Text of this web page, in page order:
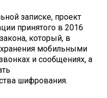
записке, проект
принятого в 2016
который, в
хранения мобильными
и сообщениях, а
шифрования.